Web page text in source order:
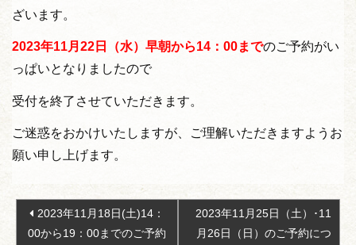
ざいます。
2023年11月22日（水）早朝から14：00までのご予約がい
っぱいとなりましたので
受付を終了させていただきます。
ご迷惑をおかけいたしますが、ご理解いただきますようお
願い申し上げます。
投
稿
2023年11月18日(土)14：
00から19：00までのご予約
2023年11月25日（土）･11
月26日（日）のご予約につ